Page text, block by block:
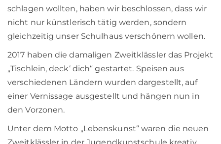
schlagen wollten, haben wir beschlossen, dass wir
nicht nur künstlerisch tätig werden, sondern
gleichzeitig unser Schulhaus verschönern wollen.
2017 haben die damaligen Zweitklässler das Projekt
„Tischlein, deck‘ dich“ gestartet. Speisen aus
verschiedenen Ländern wurden dargestellt, auf
einer Vernissage ausgestellt und hängen nun in
den Vorzonen.
Unter dem Motto „Lebenskunst“ waren die neuen